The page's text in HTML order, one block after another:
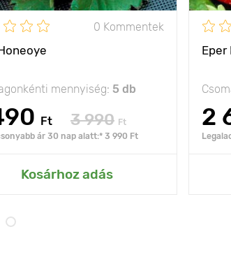
0 Kommentek
mennyiség: 5 db
Ft 3 990 Ft
ár 30 nap alatt:* 3 990 Ft
Kosárhoz adás
Eper
2